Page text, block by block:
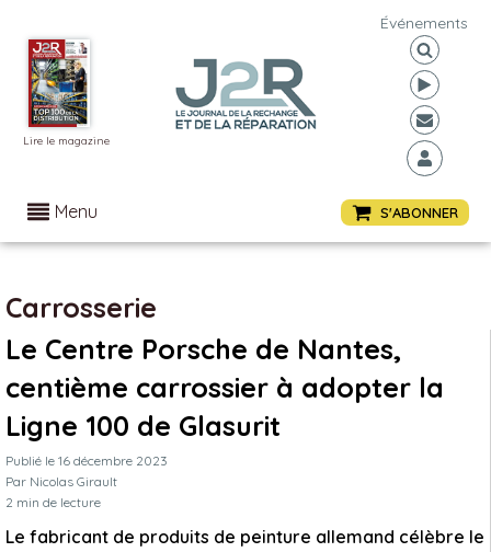
Lire le magazine
Événements
Menu S'ABONNER
Carrosserie
Le Centre Porsche de Nantes,
centième carrossier à adopter la
Ligne 100 de Glasurit
Publié le 16 décembre 2023
Par Nicolas Girault
2 min de lecture
Le fabricant de produits de peinture allemand célèbre le